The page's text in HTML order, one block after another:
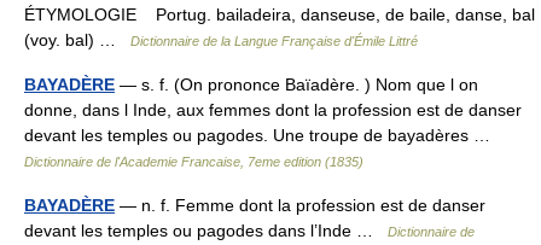
ÉTYMOLOGIE Portug. bailadeira, danseuse, de baile, danse, bal
(voy. bal) …
Dictionnaire de la Langue Française d'Émile Littré
BAYADÈRE — s. f. (On prononce Baïadère. ) Nom que l on
donne, dans l Inde, aux femmes dont la profession est de danser
devant les temples ou pagodes. Une troupe de bayadères …
Dictionnaire de l'Academie Francaise, 7eme edition (1835)
BAYADÈRE — n. f. Femme dont la profession est de danser
devant les temples ou pagodes dans l’Inde …
Dictionnaire de